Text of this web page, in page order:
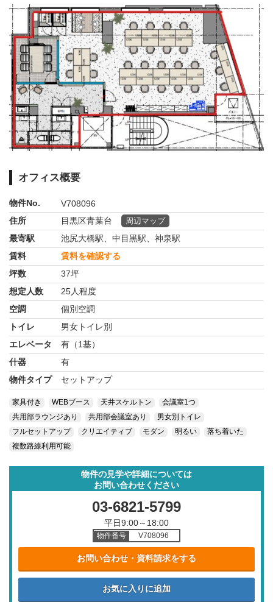
オフィス概要
物件No.
V708096
住所
目黒区青葉台 周辺マップ
最寄駅
池尻大橋駅、中目黒駅、神泉駅
賃料
賃料を確認する
坪数
37坪
想定人数
25人程度
空調
個別空調
トイレ
男女トイレ別
エレベータ
有（1基）
什器
有
物件タイプ
セットアップ
家具付き WEBブース 天井スケルトン
会議室1つ
共用部ラウンジあり
共用部会議室あり
男女別トイレ
フルセットアップ
クリエイティブ モダン 明るい
落ち着いた
複数路線利用可能
物件の見学や詳細については
お問い合わせください
03-6821-5799
平日9:00～18:00
物件番号 V708096
お問い合わせ・資料請求をする